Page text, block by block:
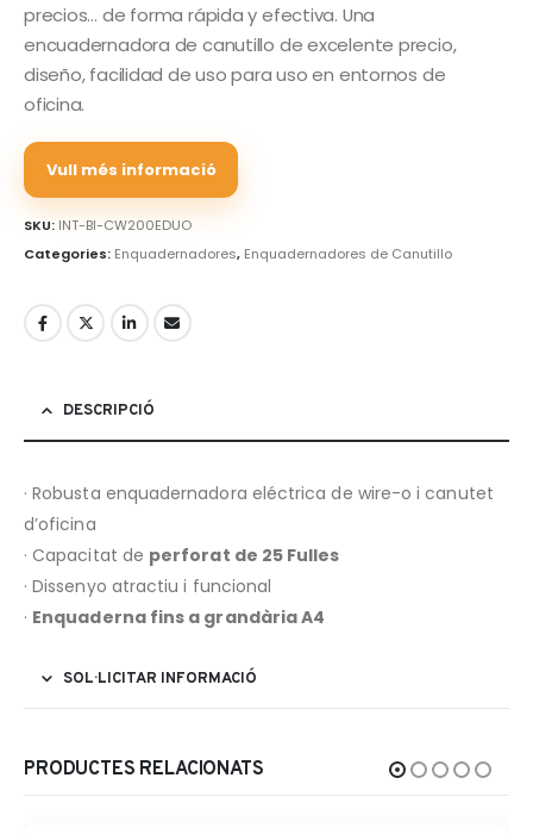
precios… de forma rápida y efectiva. Una
encuadernadora de canutillo de excelente precio,
diseño, facilidad de uso para uso en entornos de
oficina.
Vull més informació
SKU: INT-BI-CW200EDUO
Categories: Enquadernadores, Enquadernadores de Canutillo
DESCRIPCIÓ
· Robusta enquadernadora eléctrica de wire-o i canutet
d’oficina
· Capacitat de perforat de 25 Fulles
· Dissenyo atractiu i funcional
· Enquaderna fins a grandària A4
SOL·LICITAR INFORMACIÓ
PRODUCTES RELACIONATS